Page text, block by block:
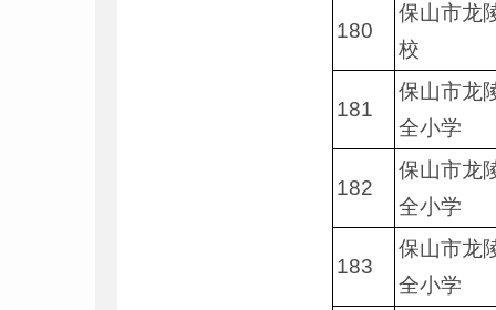
180
保山市龙
校
181
保山市龙
全小学
182
保山市龙
全小学
183
保山市龙
全小学